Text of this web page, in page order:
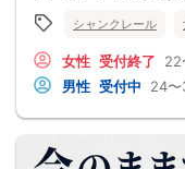
シャンクレール
女性 受付終了 22
男性 受付中 24